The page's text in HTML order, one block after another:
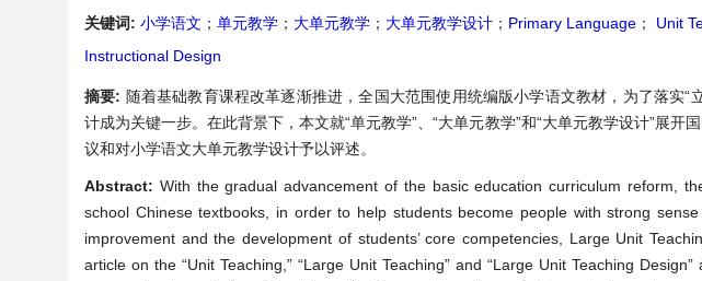
关键词: 小学语文 ； 单元教学 ； 大单元教学 ； 大单元教学设计 ； Primary Language ； Unit
Instructional Design
摘要: 随着基础教育课程改革逐渐推进，全国大范围使用统编版小学语文教材，为了落实
计成为关键一步。在此背景下，本文就“单元教学”、“大单元教学”和“大单元教学设计”展
议和对小学语文大单元教学设计予以评述。
Abstract: With the gradual advancement of the basic education curriculum reform,
school Chinese textbooks, in order to help students become people with strong
improvement and the development of students’ core competencies, Large Unit
article on the “Unit Teaching,” “Large Unit Teaching” and “Large Unit Teaching